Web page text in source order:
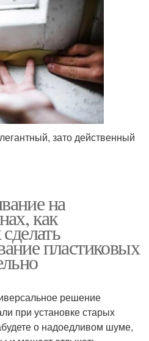
зато действенный
на
как
пластиковых
решение
при установке старых
о надоедливом шуме,